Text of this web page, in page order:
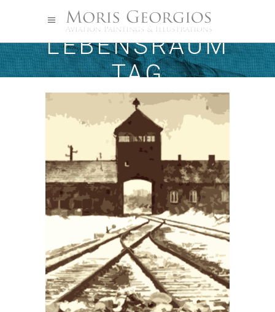
LEBENSRAUM
TAG